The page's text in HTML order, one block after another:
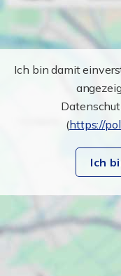
Ich bin damit
(https://
Ich